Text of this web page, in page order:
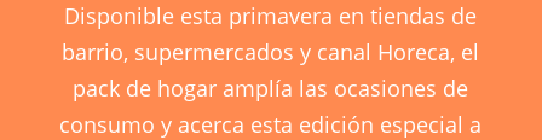
Disponible esta primavera en tiendas de
barrio, supermercados y canal Horeca, el
pack de hogar amplía las ocasiones de
consumo y acerca esta edición especial a